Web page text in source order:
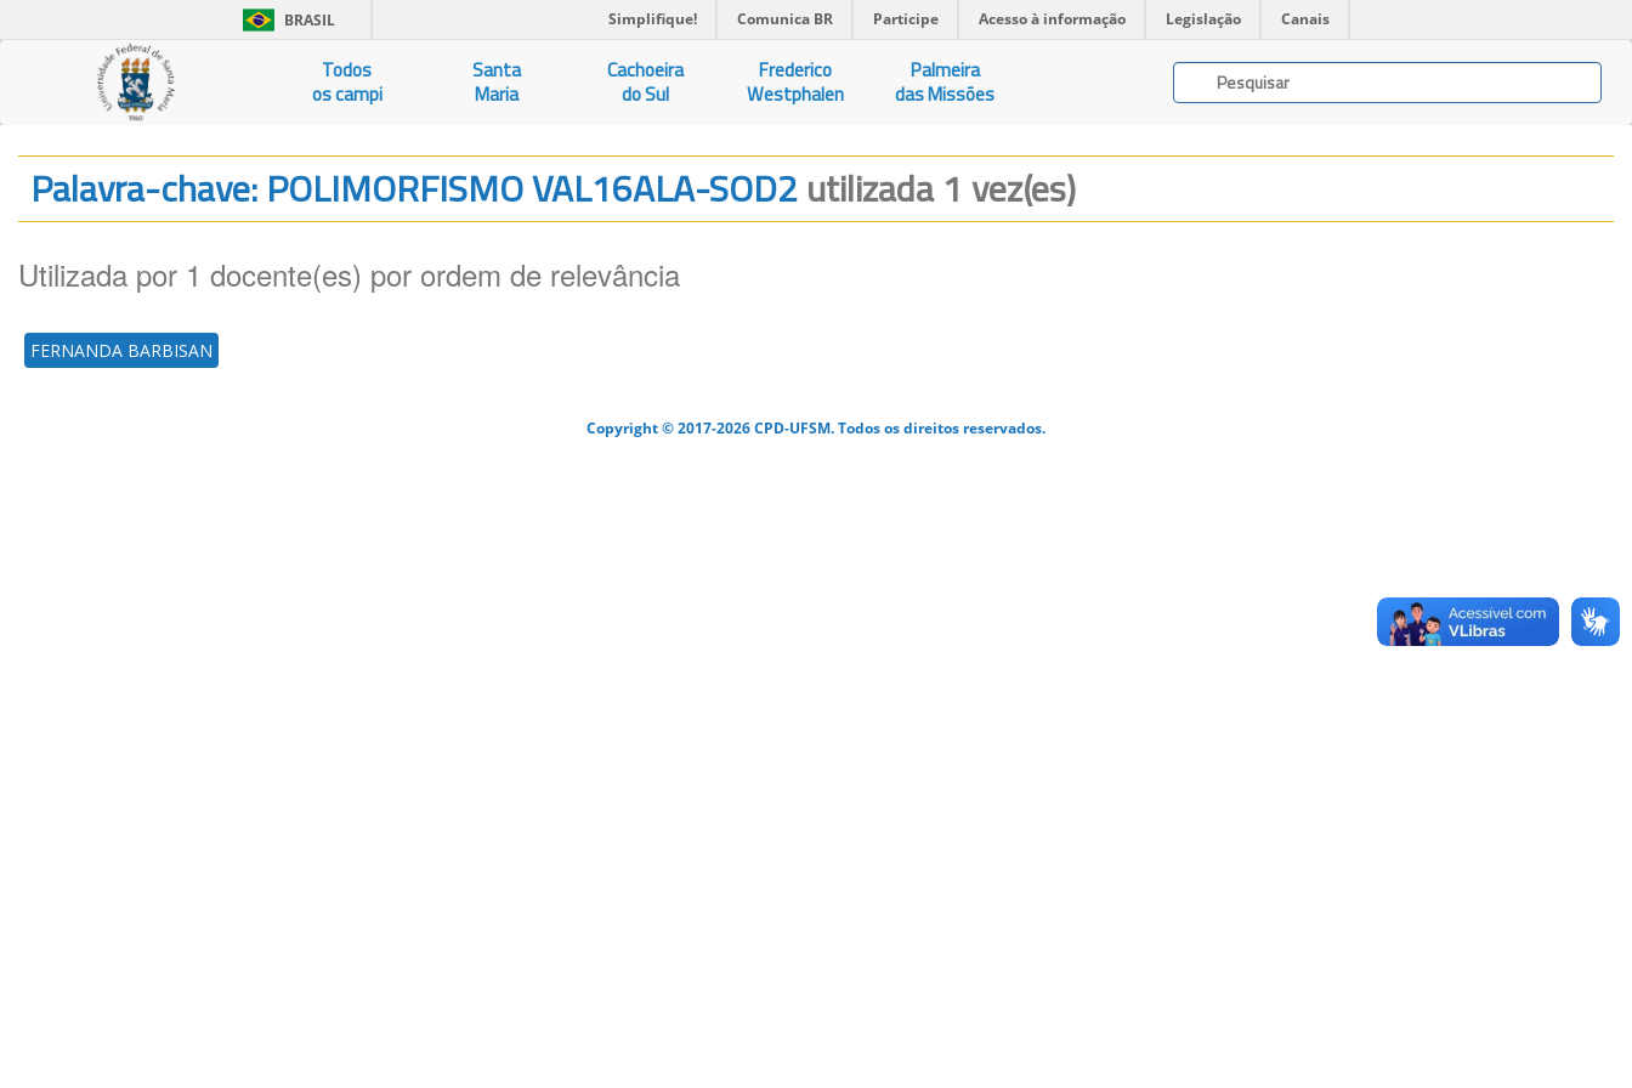
BRASIL Simplifique! Comunica BR Participe Acesso à informação Legislação Canais
Todos
os campi
Santa
Maria
Cachoeira
do Sul
Frederico
Westphalen
Palmeira
das Missões
Palavra-chave: POLIMORFISMO VAL16ALA-SOD2utilizada 1 vez(es)
Utilizada por 1 docente(es) por ordem de relevância
FERNANDA BARBISAN
Copyright © 2017-2026 CPD-UFSM. Todos os direitos reservados.